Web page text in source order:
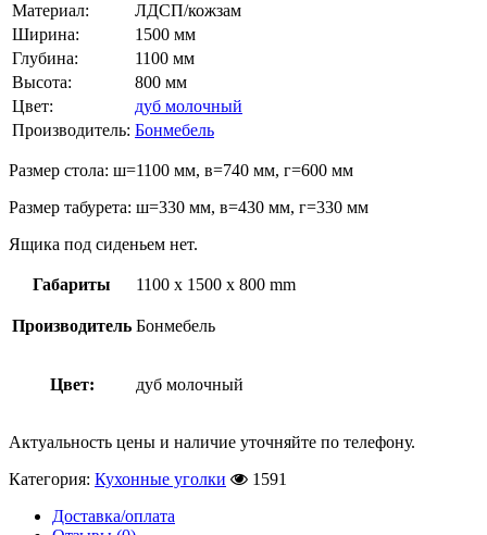
Материал:
ЛДСП/кожзам
Ширина:
1500 мм
Глубина:
1100 мм
Высота:
800 мм
Цвет:
дуб молочный
Производитель: Бонмебель
Размер стола: ш=1100 мм, в=740 мм, г=600 мм
Размер табурета: ш=330 мм, в=430 мм, г=330 мм
Ящика под сиденьем нет.
Габариты 1100 x 1500 x 800 mm
Производитель Бонмебель
Цвет: дуб молочный
Актуальность цены и наличие уточняйте по телефону.
Категория: Кухонные уголки
1591
Доставка/оплата